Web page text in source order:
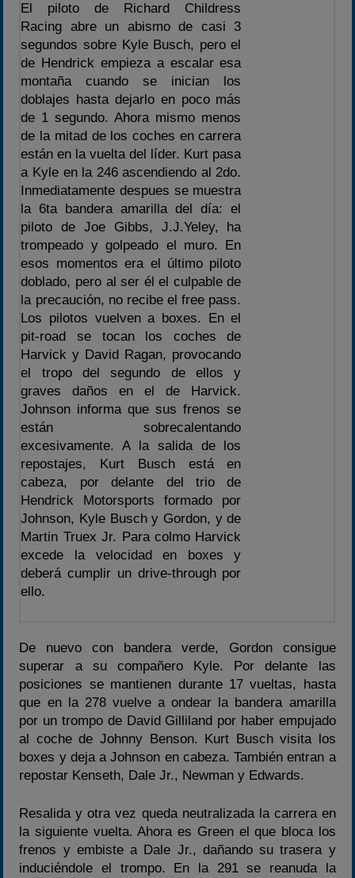
El piloto de Richard Childress
Racing abre un abismo de casi 3
segundos sobre Kyle Busch, pero el
de Hendrick empieza a escalar esa
montaña cuando se inician los
doblajes hasta dejarlo en poco más
de 1 segundo. Ahora mismo menos
de la mitad de los coches en carrera
están en la vuelta del líder. Kurt pasa
a Kyle en la 246 ascendiendo al 2do.
Inmediatamente despues se muestra
la 6ta bandera amarilla del día: el
piloto de Joe Gibbs, J.J.Yeley, ha
trompeado y golpeado el muro. En
esos momentos era el último piloto
doblado, pero al ser él el culpable de
la precaución, no recibe el free pass.
Los pilotos vuelven a boxes. En el
pit-road se tocan los coches de
Harvick y David Ragan, provocando
el tropo del segundo de ellos y
graves daños en el de Harvick.
Johnson informa que sus frenos se
están sobrecalentando
excesivamente. A la salida de los
repostajes, Kurt Busch está en
cabeza, por delante del trio de
Hendrick Motorsports formado por
Johnson, Kyle Busch y Gordon, y de
Martin Truex Jr. Para colmo Harvick
excede la velocidad en boxes y
deberá cumplir un drive-through por
ello.
De nuevo con bandera verde, Gordon consigue
superar a su compañero Kyle. Por delante las
posiciones se mantienen durante 17 vueltas, hasta
que en la 278 vuelve a ondear la bandera amarilla
por un trompo de David Gilliland por haber empujado
al coche de Johnny Benson. Kurt Busch visita los
boxes y deja a Johnson en cabeza. También entran a
repostar Kenseth, Dale Jr., Newman y Edwards.
Resalida y otra vez queda neutralizada la carrera en
la siguiente vuelta. Ahora es Green el que bloca los
frenos y embiste a Dale Jr., dañando su trasera y
induciéndole el trompo. En la 291 se reanuda la